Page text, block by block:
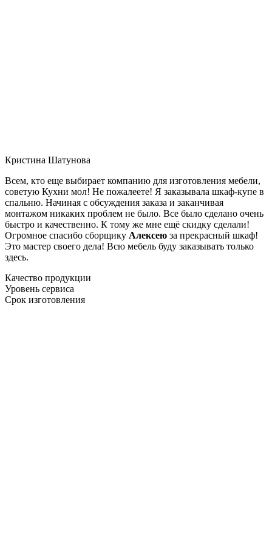
Кристина Шатунова
Всем, кто еще выбирает компанию для изготовления мебели,
советую Кухни мол! Не пожалеете! Я заказывала шкаф-купе в
спальню. Начиная с обсуждения заказа и заканчивая
монтажом никаких проблем не было. Все было сделано очень
быстро и качественно. К тому же мне ещё скидку сделали!
Огромное спасибо сборщику Алексею за прекрасный шкаф!
Это мастер своего дела! Всю мебель буду заказывать только
здесь.
Качество продукции
Уровень сервиса
Срок изготовления